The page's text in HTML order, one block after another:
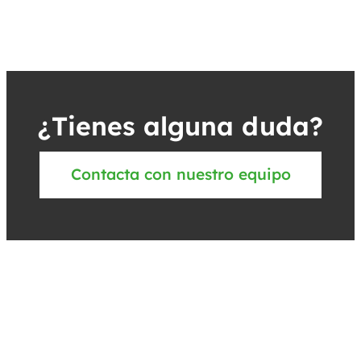
¿Tienes alguna duda?
Contacta con nuestro equipo